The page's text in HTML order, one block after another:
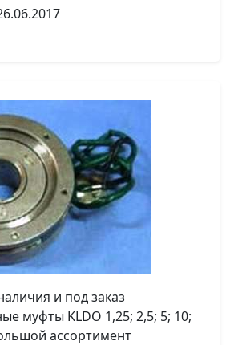
и под заказ
муфты KLDO 1,25; 2,5; 5; 10;
ассортимент